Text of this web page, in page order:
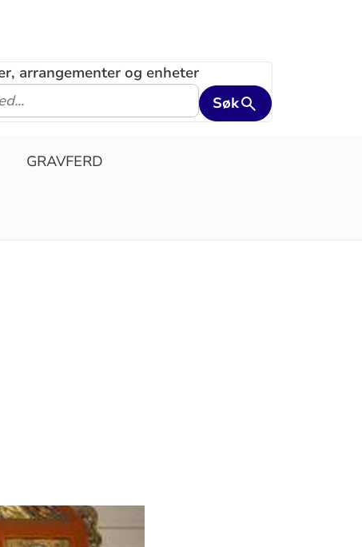
arrangementer og enheter
Søk
GRAVFERD